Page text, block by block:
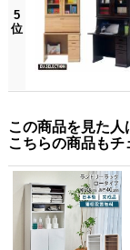
5
位
この商品を見た人
こちらの商品もチ